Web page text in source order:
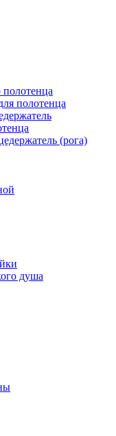
полотенца
(рога)
душа